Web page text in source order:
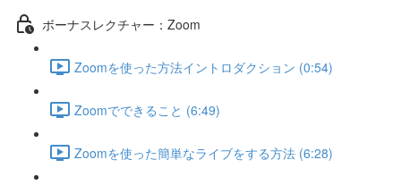
ボーナスレクチャー：Zoom
Zoomを使った方法イントロダクション (0:54)
Zoomでできること (6:49)
Zoomを使った簡単なライブをする方法 (6:28)